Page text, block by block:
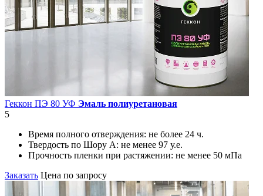
Геккон ПЭ 80 УФ Эмаль полиуретановая
5
Время полного отверждения: не более 24 ч.
Твердость по Шору А: не менее 97 у.е.
Прочность пленки при растяжении: не менее 50 мПа
Заказать Цена по запросу